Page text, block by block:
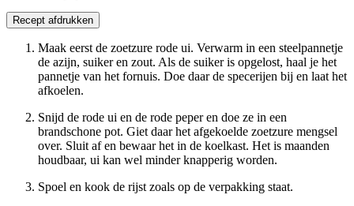
Recept afdrukken
Maak eerst de zoetzure rode ui. Verwarm in een steelpannetje
de azijn, suiker en zout. Als de suiker is opgelost, haal je het
pannetje van het fornuis. Doe daar de specerijen bij en laat het
afkoelen.
Snijd de rode ui en de rode peper en doe ze in een
brandschone pot. Giet daar het afgekoelde zoetzure mengsel
over. Sluit af en bewaar het in de koelkast. Het is maanden
houdbaar, ui kan wel minder knapperig worden.
Spoel en kook de rijst zoals op de verpakking staat.